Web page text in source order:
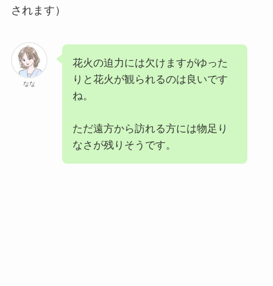
されます）
なな
花火の迫力には欠けますがゆった
りと花火が観られるのは良いです
ね。
ただ遠方から訪れる方には物足り
なさが残りそうです。